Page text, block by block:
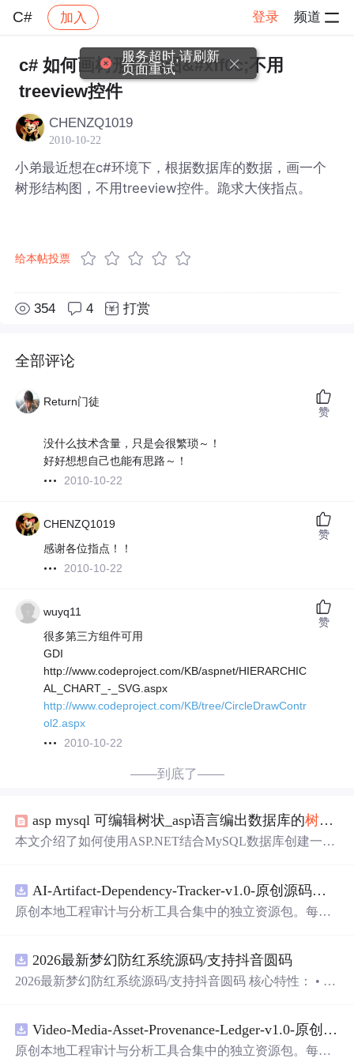
C# 加入 登录 频道
社区 C# 帖子详情
c# 如何画树形结构图&#xff0c;不用
treeview控件
CHENZQ1019
2010-10-22
小弟最近想在c#环境下，根据数据库的数据，画一个
树形结构图，不用treeview控件。跪求大侠指点。
给本帖投票
354 4 打赏
全部评论
Return门徒
没什么技术含量，只是会很繁琐～！
好好想想自己也能有思路～！
2010-10-22
赞
CHENZQ1019
感谢各位指点！！
2010-10-22
赞
wuyq11
很多第三方组件可用
GDI
http://www.codeproject.com/KB/aspnet/HIERARCHIC
AL_CHART_-_SVG.aspx
http://www.codeproject.com/KB/tree/CircleDrawContr
ol2.aspx
2010-10-22
赞
——到底了——
asp mysql 可编辑树状_asp语言编出数据库的树形结构
本文介绍了如何使用ASP.NET结合MySQL数据库创建一个
形结构，并实现递归加载子节点的功能。 AI-Artifact-Dependency-Tracker-v1.0-原创源码与文档.zip
原创本地工程审计与分析工具合集中的独立资源包。每个
README、运行说明、功能清单、MIT License及原创与授
权声明。解压后进入project目录，执行npm test验证算法，
目源码、Logo、官方截图、论文、生产日志或其他受限素
材。适合前端开发、AI应用工程、测试审计和课程实践。
2026最新梦幻防红系统源码/支持抖音圆码
2026最新梦幻防红系统源码/支持抖音圆码 核心特性： • 多
据统计，多维度分析报表 • 积分系统+邀请返利，运营利器
Video-Media-Asset-Provenance-Ledger-v1.0-原创源码与文档.zip
原创本地工程审计与分析工具合集中的独立资源包。每个
服务超时,请刷新
页面重试